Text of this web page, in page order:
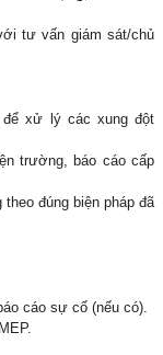
tư vấn giám sát/chủ
xử lý các xung đột
trường, báo cáo cấp
đúng biện pháp đã
cáo sự cố (nếu có).